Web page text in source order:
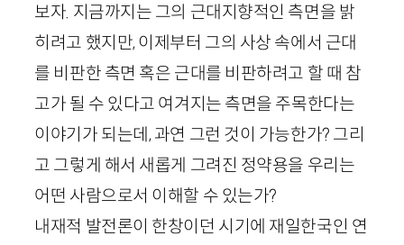
보자. 지금까지는 그의 근대지향적인 측면을 밝
히려고 했지만, 이제부터 그의 사상 속에서 근대
를 비판한 측면 혹은 근대를 비판하려고 할 때 참
고가 될 수 있다고 여겨지는 측면을 주목한다는
이야기가 되는데, 과연 그런 것이 가능한가? 그리
고 그렇게 해서 새롭게 그려진 정약용을 우리는
어떤 사람으로서 이해할 수 있는가?
내재적 발전론이 한창이던 시기에 재일한국인 연